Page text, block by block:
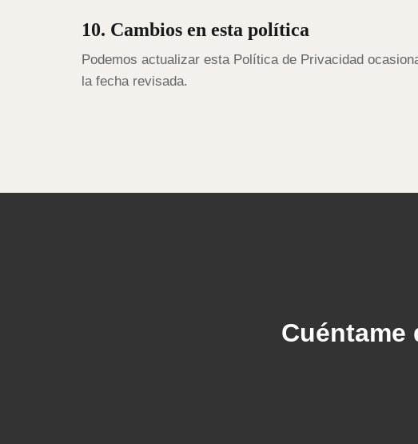
10. Cambios en esta política
Podemos actualizar esta Política de Privacidad
la fecha revisada.
Cuéntame